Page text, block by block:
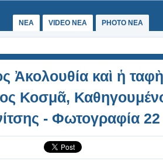
ΝΕΑ VIDEO NEA PHOTO NEA
Ἀκολουθία καὶ ἡ
Κοσμᾶ,
- Φωτογραφία